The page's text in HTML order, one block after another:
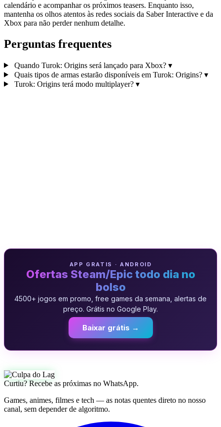
calendário e acompanhar os próximos teasers. Enquanto isso,
mantenha os olhos atentos às redes sociais da Saber Interactive e da
Xbox para não perder nenhum detalhe.
Perguntas frequentes
Quando Turok: Origins será lançado para Xbox? ▾
Quais tipos de armas estarão disponíveis em Turok: Origins? ▾
Turok: Origins terá modo multiplayer? ▾
APP GRATIS · ANDROID
Ofertas Steam/Epic todo dia no
bolso
4500+ jogos em promo, free games da semana, alertas de
preço. Grátis no Google Play.
Baixar grátis →
Curtiu? Recebe as próximas no WhatsApp.
Games, animes, filmes e tech — as notas quentes direto no nosso
canal, sem depender de algoritmo.